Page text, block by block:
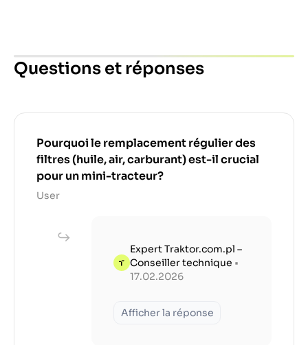
Questions et réponses
Pourquoi le remplacement régulier des
filtres (huile, air, carburant) est-il crucial
pour un mini-tracteur?
User
Expert Traktor.com.pl –
Conseiller technique •
17.02.2026
Afficher la réponse